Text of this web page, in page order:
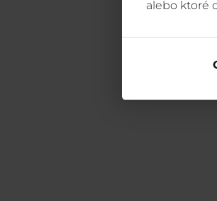
alebo ktoré